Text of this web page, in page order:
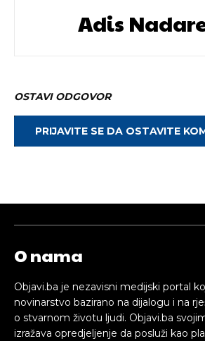
Adis
OSTAVI ODGOVOR
PRIJAVITE SE DA OSTAVITE
O nama
Objavi.ba je nezavisni medijski portal
novinarstvo bazirano na dijalogu i na
o stvarnom životu ljudi. Objavi.ba
izražava opredjeljenje da posluži kao